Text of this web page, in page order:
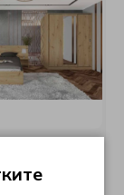
City